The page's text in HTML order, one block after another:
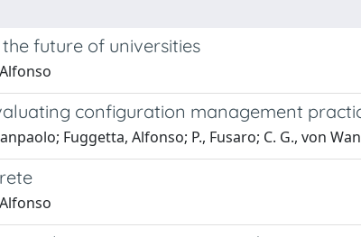
the future of universities
configuration management
Fuggetta, Alfonso; P., Fusaro; C. G., von